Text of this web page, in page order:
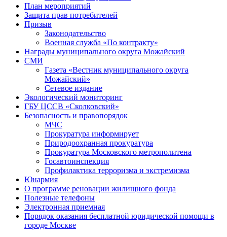
План мероприятий
Защита прав потребителей
Призыв
Законодательство
Военная служба «По контракту»
Награды муниципального округа Можайский
СМИ
Газета «Вестник муниципального округа
Можайский»
Сетевое издание
Экологический мониторинг
ГБУ ЦССВ «Сколковский»
Безопасность и правопорядок
МЧС
Прокуратура информирует
Природоохранная прокуратура
Прокуратура Московского метрополитена
Госавтоинспекция
Профилактика терроризма и экстремизма
Юнармия
О программе реновации жилищного фонда
Полезные телефоны
Электронная приемная
Порядок оказания бесплатной юридической помощи в
городе Москве